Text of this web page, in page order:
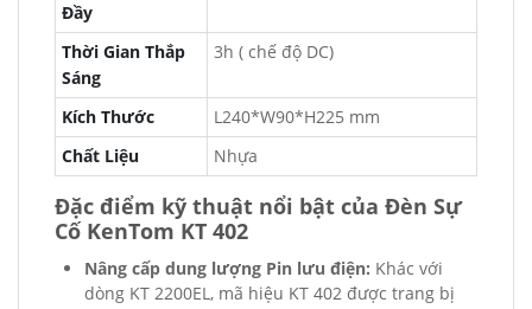
Đầy
Thời Gian Thắp
Sáng
3h ( chế độ DC)
Kích Thước
L240*W90*H225 mm
Chất Liệu
Nhựa
Đặc điểm kỹ thuật nổi bật của Đèn Sự
Cố KenTom KT 402
Nâng cấp dung lượng Pin lưu điện: Khác với
dòng KT 2200EL, mã hiệu KT 402 được trang bị